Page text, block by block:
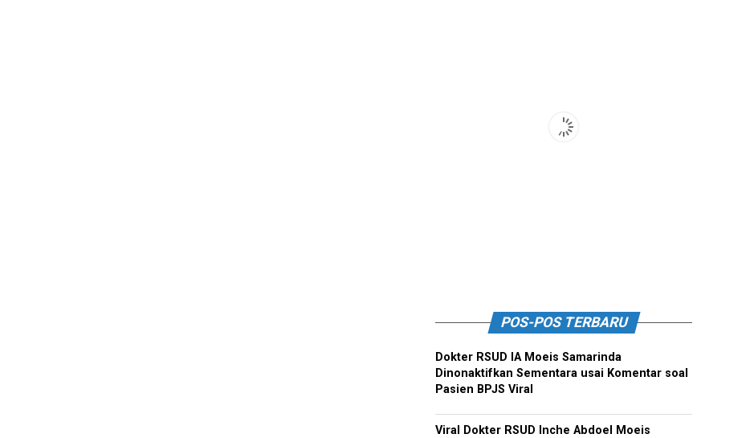
POS-POS TERBARU
Dokter RSUD IA Moeis Samarinda
Dinonaktifkan Sementara usai Komentar soal
Pasien BPJS Viral
Viral Dokter RSUD Inche Abdoel Moeis